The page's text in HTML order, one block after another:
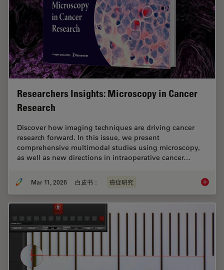
Researchers Insights: Microscopy in Cancer
Research
Discover how imaging techniques are driving cancer
research forward. In this issue, we present
comprehensive multimodal studies using microscopy,
as well as new directions in intraoperative cancer…
Mar 11, 2026 白皮书： 癌症研究